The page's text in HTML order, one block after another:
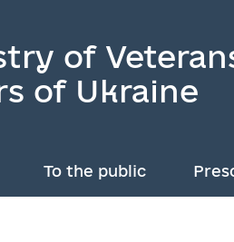
of
of Ukraine
To the public